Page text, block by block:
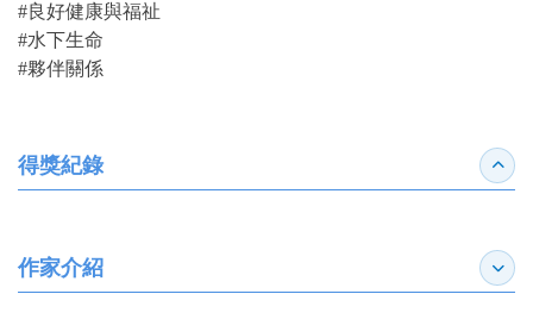
#良好健康與福祉
#水下生命
#夥伴關係
得獎紀錄 收合
作家介紹 展開